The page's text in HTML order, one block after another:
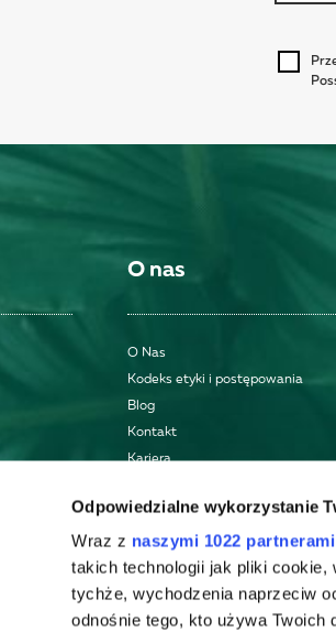
Odpowiedzialne wykorzystanie
Wraz z naszymi 1022 partnerami
takich technologii jak pliki
tychże, wychodzenia naprzeciw
odnośnie tego, kto używa Twoich
O nas
O Nas
Kodeks etyki i postępowania
Blog
Kontakt
Kariera